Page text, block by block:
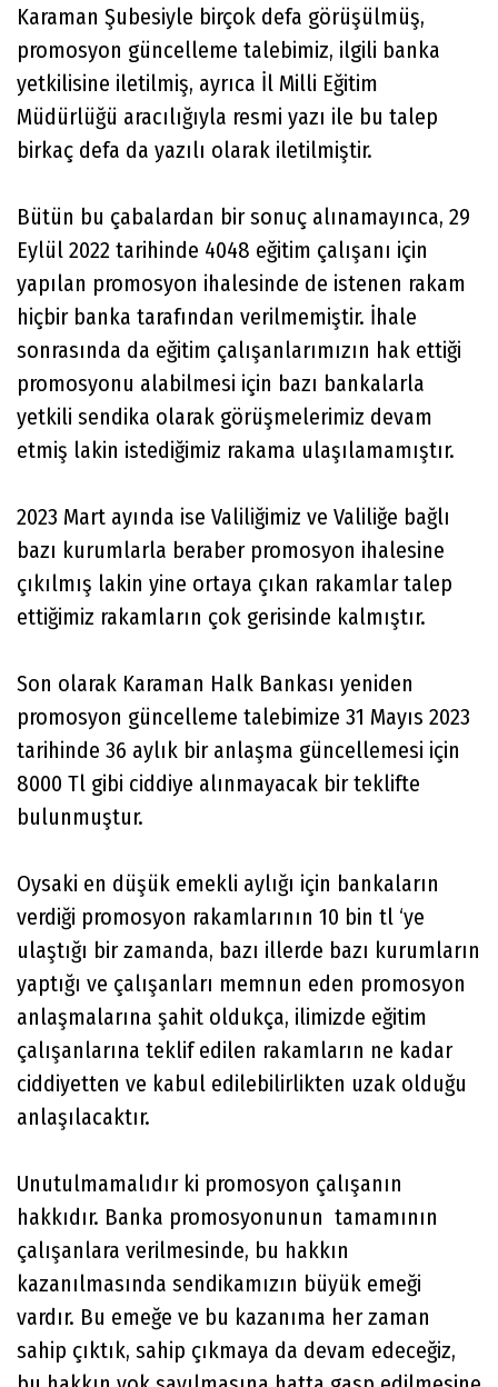
Karaman Şubesiyle birçok defa görüşülmüş,
promosyon güncelleme talebimiz, ilgili banka
yetkilisine iletilmiş, ayrıca İl Milli Eğitim
Müdürlüğü aracılığıyla resmi yazı ile bu talep
birkaç defa da yazılı olarak iletilmiştir.
Bütün bu çabalardan bir sonuç alınamayınca, 29
Eylül 2022 tarihinde 4048 eğitim çalışanı için
yapılan promosyon ihalesinde de istenen rakam
hiçbir banka tarafından verilmemiştir. İhale
sonrasında da eğitim çalışanlarımızın hak ettiği
promosyonu alabilmesi için bazı bankalarla
yetkili sendika olarak görüşmelerimiz devam
etmiş lakin istediğimiz rakama ulaşılamamıştır.
2023 Mart ayında ise Valiliğimiz ve Valiliğe bağlı
bazı kurumlarla beraber promosyon ihalesine
çıkılmış lakin yine ortaya çıkan rakamlar talep
ettiğimiz rakamların çok gerisinde kalmıştır.
Son olarak Karaman Halk Bankası yeniden
promosyon güncelleme talebimize 31 Mayıs 2023
tarihinde 36 aylık bir anlaşma güncellemesi için
8000 Tl gibi ciddiye alınmayacak bir teklifte
bulunmuştur.
Oysaki en düşük emekli aylığı için bankaların
verdiği promosyon rakamlarının 10 bin tl ‘ye
ulaştığı bir zamanda, bazı illerde bazı kurumların
yaptığı ve çalışanları memnun eden promosyon
anlaşmalarına şahit oldukça, ilimizde eğitim
çalışanlarına teklif edilen rakamların ne kadar
ciddiyetten ve kabul edilebilirlikten uzak olduğu
anlaşılacaktır.
Unutulmamalıdır ki promosyon çalışanın
hakkıdır. Banka promosyonunun tamamının
çalışanlara verilmesinde, bu hakkın
kazanılmasında sendikamızın büyük emeği
vardır. Bu emeğe ve bu kazanıma her zaman
sahip çıktık, sahip çıkmaya da devam edeceğiz,